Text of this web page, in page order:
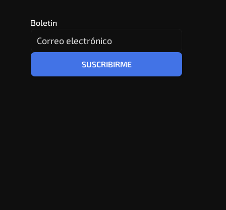
Boletin